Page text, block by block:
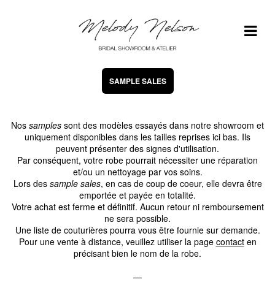
SAMPLE SALES
Nos samples sont des modèles essayés dans notre showroom et
uniquement disponibles dans les tailles reprises ici bas. Ils
peuvent présenter des signes d'utilisation.
Par conséquent, votre robe pourrait nécessiter une réparation
et/ou un nettoyage par vos soins.
Lors des sample sales, en cas de coup de coeur, elle devra être
emportée et payée en totalité.
Votre achat est ferme et définitif. Aucun retour ni remboursement
ne sera possible.
Une liste de couturières pourra vous être fournie sur demande.
Pour une vente à distance, veuillez utiliser la page contacten
précisant bien le nom de la robe.
—